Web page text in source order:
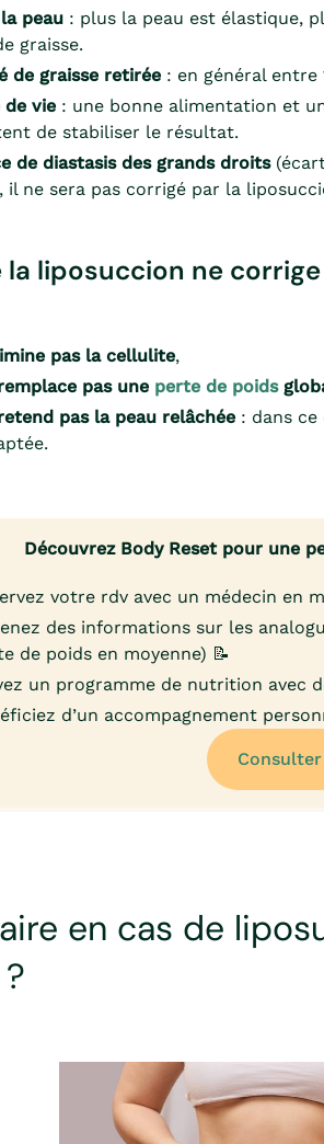
peau : plus la peau est élastique,
graisse.
de graisse retirée : en général entre
de vie : une bonne alimentation et
de stabiliser le résultat.
de diastasis des grands droits
il ne sera pas corrigé par la
la liposuccion ne
pas la cellulite,
pas une perte de poids
pas la peau relâchée : dans ce
Découvrez Body Reset pour une
votre rdv avec un médecin en
des informations sur les
de poids en moyenne) 📝
un programme de nutrition avec
d’un accompagnement
Consulter
en cas de